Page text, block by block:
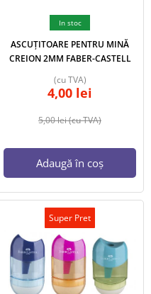
In stoc
ASCUȚITOARE PENTRU MINĂ
CREION 2MM FABER-CASTELL
5,00lei(cu TVA)
4,00 lei
(cu TVA)
Adaugă în coș
Super Pret